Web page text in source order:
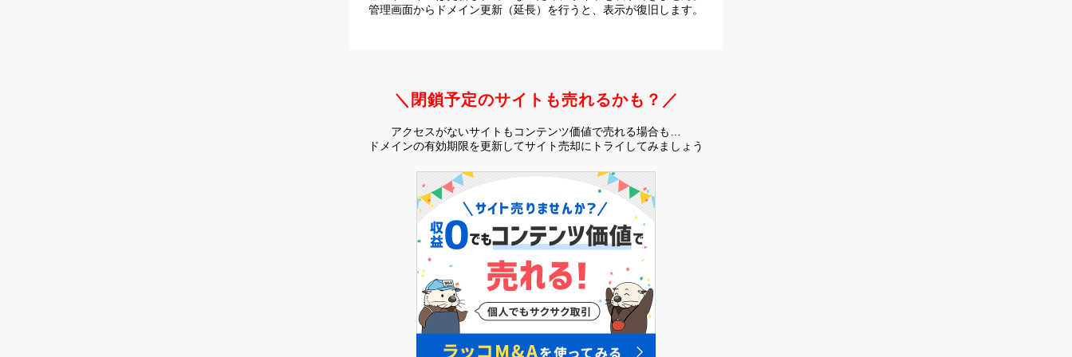
管理画面からドメイン更新（延長）を行うと、 表示が復旧します。
＼閉鎖予定のサイトも売れるかも？／
アクセスがないサイトもコンテンツ価値で売れる場合も…
ドメインの有効期限を更新してサイト売却にトライしてみましょう